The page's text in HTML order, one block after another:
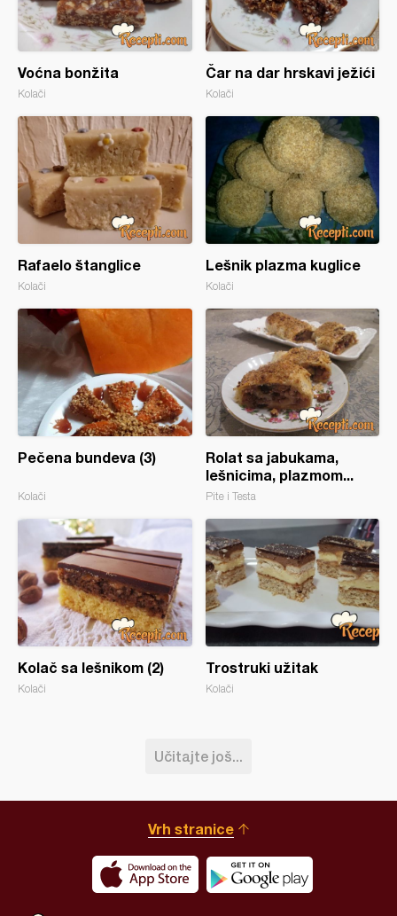
Voćna bonžita
Kolači
Čar na dar hrskavi ježići
Kolači
Rafaelo štanglice
Kolači
Lešnik plazma kuglice
Kolači
Pečena bundeva (3)
Kolači
Rolat sa jabukama,
lešnicima, plazmom...
Pite i Testa
Kolač sa lešnikom (2)
Kolači
Trostruki užitak
Kolači
Učitajte još...
Vrh stranice